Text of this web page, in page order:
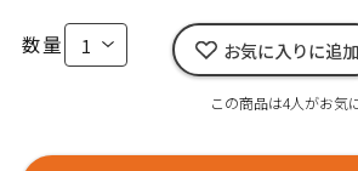
数量 お気に入りに追加
この商品は4人がお気